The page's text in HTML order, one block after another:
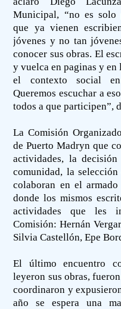
Municipal, “no es solo
que ya vienen
jóvenes y no tan
conocer sus obras. El
y vuelca en paginas y en
el contexto social
Queremos escuchar a
todos a que participen”,
La Comisión
de Puerto Madryn que
actividades, la
comunidad, la
colaboran en el
donde los mismos
actividades que les
Comisión: Hernán
Silvia Castellón, Epe
El último encuentro
leyeron sus obras,
coordinaron y
año se espera una